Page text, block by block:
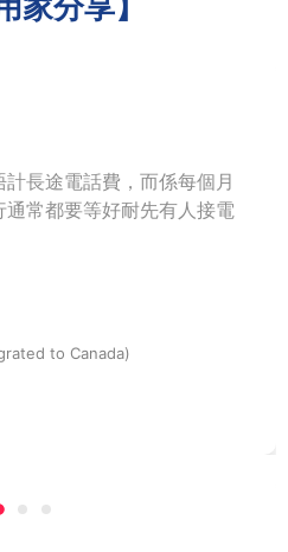
家分享】
長途電話費，而係每個月
常都要等好耐先有人接電
to Canada)